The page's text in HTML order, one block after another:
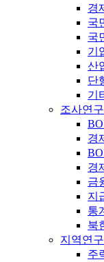
경
국
국
기
산
단
기
조사연구
경
경
금
지
통
북
지역연
주